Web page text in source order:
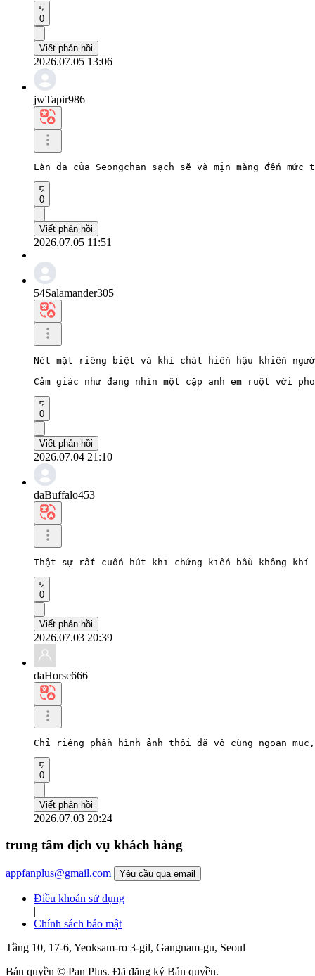
0
Viết phản hồi
2026.07.05 13:06
jwTapir986
Làn da của Seongchan sạch sẽ và mịn màng đến
0
Viết phản hồi
2026.07.05 11:51
54Salamander305
Nét mặt riêng biệt và khí chất hiền hậu khiến
Cảm giác như đang nhìn một cặp anh em ruột với
0
Viết phản hồi
2026.07.04 21:10
daBuffalo453
Thật sự rất cuốn hút khi chứng kiến ​​bầu không
0
Viết phản hồi
2026.07.03 20:39
daHorse666
Chỉ riêng phần hình ảnh thôi đã vô cùng ngoạn
0
Viết phản hồi
2026.07.03 20:24
trung tâm dịch vụ khách hàng
appfanplus@gmail.com Yêu cầu qua email
Điều khoản sử dụng
|
Chính sách bảo mật
Tầng 10, 17-6, Yeoksam-ro 3-gil, Gangnam-gu, Seoul
Bản quyền © Pan Plus. Đã đăng ký Bản quyền.